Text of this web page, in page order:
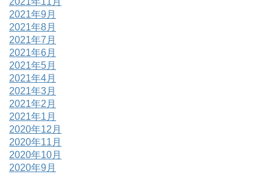
2021年9月
2021年8月
2021年7月
2021年6月
2021年5月
2021年4月
2021年3月
2021年2月
2021年1月
2020年12月
2020年11月
2020年10月
2020年9月